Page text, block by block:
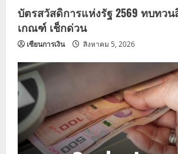
บัตรสวัสดิการแห่งรัฐ 2569 ทบทว
เกณฑ์ เช็กด่วน
เซียนการเงิน สิงหาคม 5, 2026